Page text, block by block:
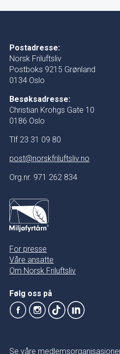
Postadresse:
Norsk Friluftsliv
Postboks 9215 Grønland
0134 Oslo
Besøksadresse:
Christian Krohgs Gate 10
0186 Oslo
Tlf 23 31 09 80
post@norskfriluftsliv.no
Org.nr. 971 262 834
For presse
Våre ansatte
Om Norsk Friluftsliv
Følg oss på
Se våre